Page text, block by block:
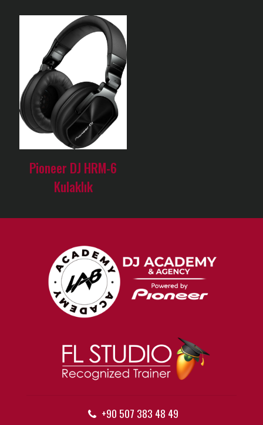
Pioneer DJ HRM-6
Kulaklık
+90 507 383 48 49